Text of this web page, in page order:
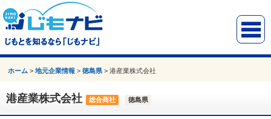
ホーム >地元企業情報 >徳島県 >港産業株式会社
港産業株式会社 総合商社 徳島県